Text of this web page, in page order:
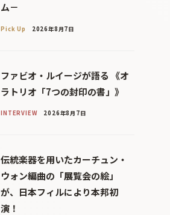
ム－
Pick Up 2026年8月7日
ファビオ・ルイージが語る 《オ
ラトリオ「7つの封印の書」》
INTERVIEW 2026年8月7日
伝統楽器を用いたカーチュン・
ウォン編曲の「展覧会の絵」
が、日本フィルにより本邦初
演！